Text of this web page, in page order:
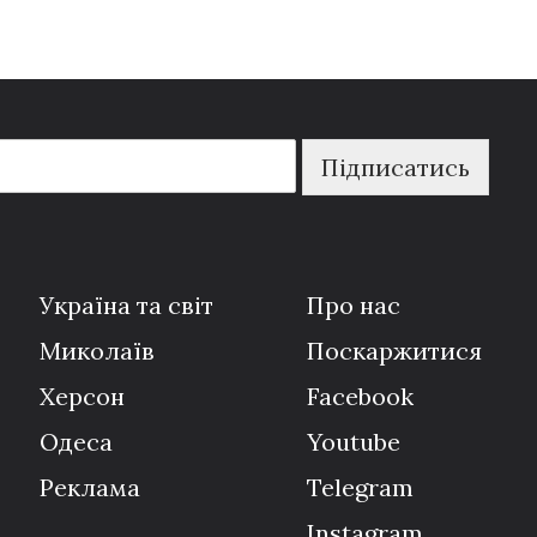
Підписатись
Україна та світ
Миколаїв
Херсон
Одеса
Реклама
Про нас
Поскаржитися
Facebook
Youtube
Telegram